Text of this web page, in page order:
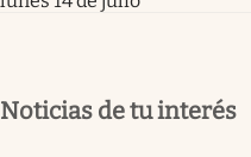
Noticias de tu interés